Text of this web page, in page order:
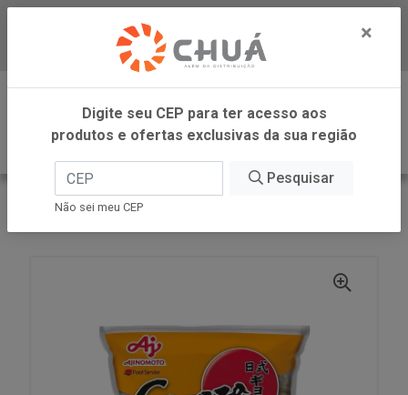
Baixe já nosso APP
0
INÍCIO
AJINOMOTO FOOD GYOZA
×
Digite seu CEP para ter acesso aos
produtos e ofertas exclusivas da sua região
Pesquisar
Não sei meu CEP